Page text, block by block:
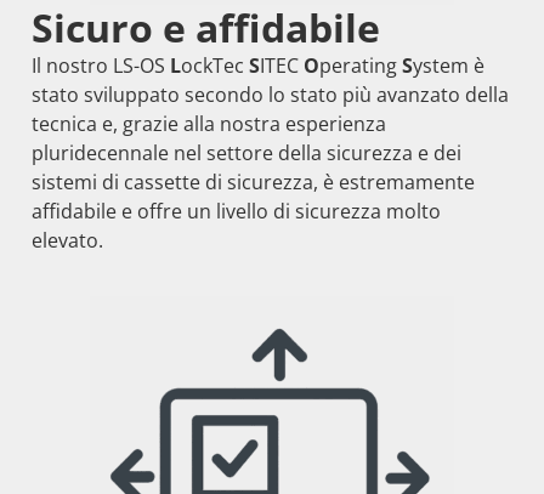
Sicuro e affidabile
Il nostro LS-OS LockTec SITEC OperatingSystem è
stato sviluppato secondo lo stato più avanzato della
tecnica e, grazie alla nostra esperienza
pluridecennale nel settore della sicurezza e dei
sistemi di cassette di sicurezza, è estremamente
affidabile e offre un livello di sicurezza molto
elevato.